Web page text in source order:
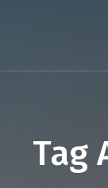
Robot lineari a
Robot lineari a
Tag